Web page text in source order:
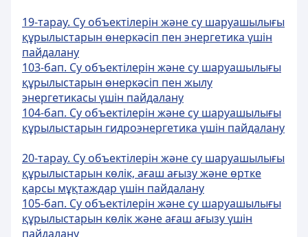
19-тарау. Су объектілерін және су шаруашылығы
құрылыстарын өнеркәсіп пен энергетика үшін
пайдалану
103-бап. Су объектiлерiн және су шаруашылығы
құрылыстарын өнеркәсiп пен жылу
энергетикасы үшiн пайдалану
104-бап. Су объектiлерiн және су шаруашылығы
құрылыстарын гидроэнергетика үшiн пайдалану
20-тарау. Су объектілерін және су шаруашылығы
құрылыстарын көлік, ағаш ағызу және өртке
қарсы мұқтаждар үшін пайдалану
105-бап. Су объектiлерiн және су шаруашылығы
құрылыстарын көлiк және ағаш ағызу үшiн
пайдалану